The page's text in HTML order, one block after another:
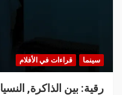
سينما قراءات في الأفلام
رقية: بين الذاكرة,